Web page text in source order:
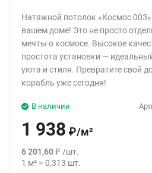
Натяжной потолок «Космос
вашем доме! Это не просто
мечты о космосе. Высокое
простота установки —
уюта и стиля. Превратите свой
корабль уже сегодня!
В наличии
1 938 ₽/м²
6 201,60₽ /шт.
1 м² = 0,313 шт.